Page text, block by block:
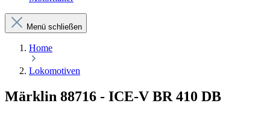
Menü schließen
Home
Lokomotiven
Märklin 88716 - ICE-V BR 410 DB